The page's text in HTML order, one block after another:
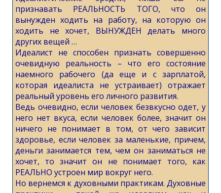
признавать РЕАЛЬНОСТЬ ТОГО, что он
вынужден ходить на работу, на которую он
ходить не хочет, ВЫНУЖДЕН делать много
других вещей …
Идеалист не способен признать совершенно
очевидную реальность – что его состояние
наемного рабочего (да еще и с зарплатой,
которая идеалиста не устраивает) отражает
реальный уровень его личного развития.
Ведь очевидно, если человек безвкусно одет, у
него нет вкуса, если человек более, значит он
ничего не понимает в том, от чего зависит
здоровье, если человек за маленькие, причем,
деньги занимается тем, чем он заниматься не
хочет, то значит он не понимает того, как
РЕАЛЬНО устроен мир вокруг него.
Но вернемся к духовными практикам. Духовные